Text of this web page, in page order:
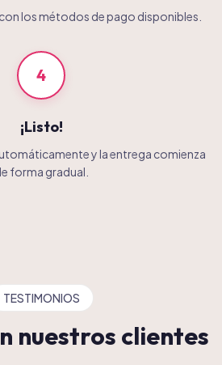
los métodos de pago disponibles.
4
¡Listo!
y la entrega comienza
forma gradual.
TESTIMONIOS
nuestros clientes